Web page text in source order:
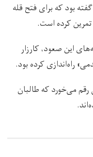
بود که برای فتح قله
این صعود، کارزار
راه‌اندازی کرده بود.
می‌خورد که طالبان